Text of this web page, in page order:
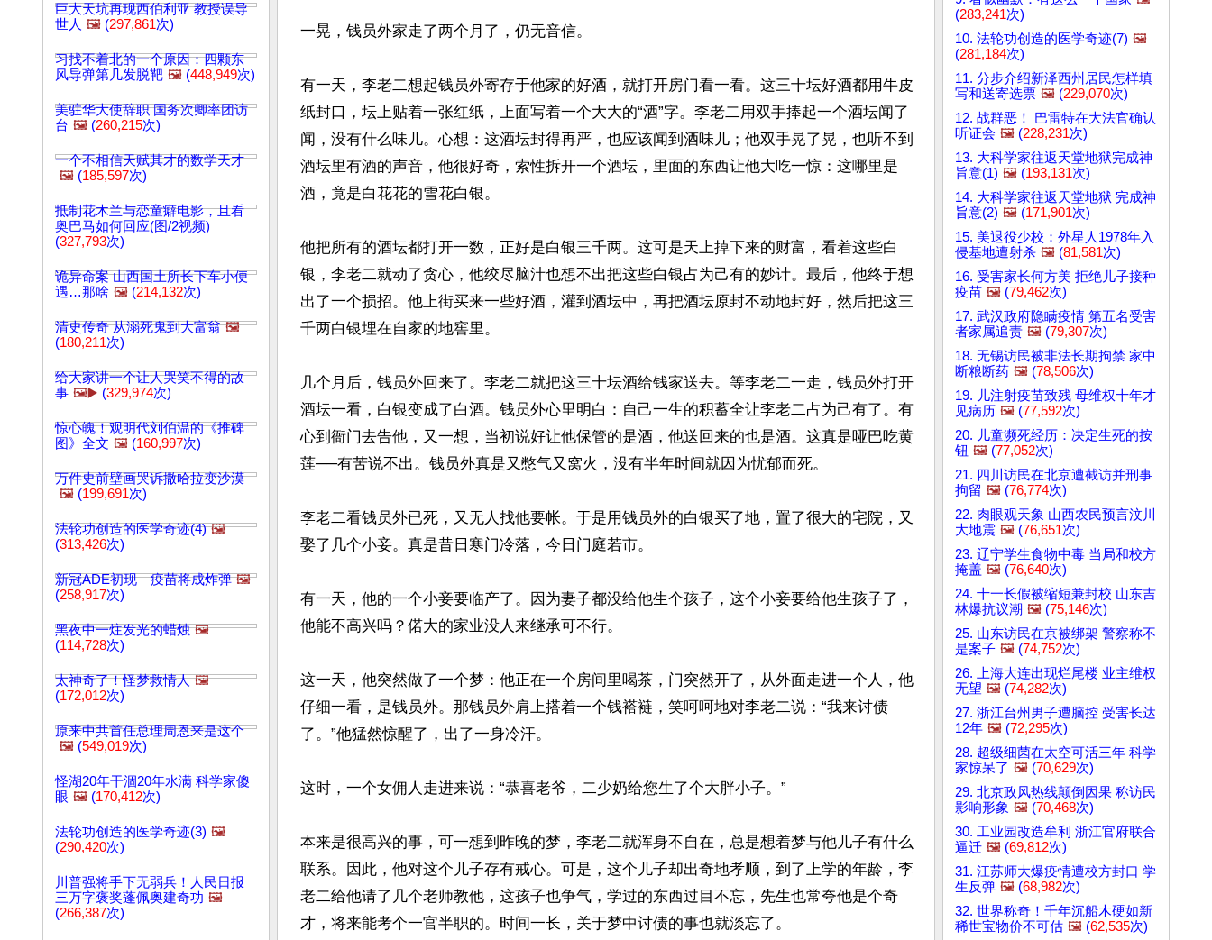
巨大天坑再现西伯利亚 教授误导
世人 🖼️ (297,861次)
习找不着北的一个原因：四颗东
风导弹第几发脱靶 🖼️ (448,949次)
美驻华大使辞职 国务次卿率团访
台 🖼️ (260,215次)
一个不相信天赋其才的数学天才
🖼️ (185,597次)
抵制花木兰与恋童癖电影，且看
奥巴马如何回应(图/2视频)
(327,793次)
诡异命案 山西国土所长下车小便
遇…那啥 🖼️ (214,132次)
清史传奇 从溺死鬼到大富翁 🖼️
(180,211次)
给大家讲一个让人哭笑不得的故
事 🖼️▶️ (329,974次)
惊心魄！观明代刘伯温的《推碑
图》全文 🖼️ (160,997次)
万件史前壁画哭诉撒哈拉变沙漠
🖼️ (199,691次)
法轮功创造的医学奇迹(4) 🖼️
(313,426次)
新冠ADE初现 疫苗将成炸弹 🖼️
(258,917次)
黑夜中一炷发光的蜡烛 🖼️
(114,728次)
太神奇了！怪梦救情人 🖼️
(172,012次)
原来中共首任总理周恩来是这个
🖼️ (549,019次)
怪湖20年干涸20年水满 科学家傻
眼 🖼️ (170,412次)
法轮功创造的医学奇迹(3) 🖼️
(290,420次)
川普强将手下无弱兵！人民日报
三万字褒奖蓬佩奥建奇功 🖼️
(266,387次)
一晃，钱员外家走了两个月了，仍无音信。
有一天，李老二想起钱员外寄存于他家的好酒，就打开房门看一看。这三十坛好酒都用牛皮
纸封口，坛上贴着一张红纸，上面写着一个大大的“酒”字。李老二用双手捧起一个酒坛闻了
闻，没有什么味儿。心想：这酒坛封得再严，也应该闻到酒味儿；他双手晃了晃，也听不到
酒坛里有酒的声音，他很好奇，索性拆开一个酒坛，里面的东西让他大吃一惊：这哪里是
酒，竟是白花花的雪花白银。
他把所有的酒坛都打开一数，正好是白银三千两。这可是天上掉下来的财富，看着这些白
银，李老二就动了贪心，他绞尽脑汁也想不出把这些白银占为己有的妙计。最后，他终于想
出了一个损招。他上街买来一些好酒，灌到酒坛中，再把酒坛原封不动地封好，然后把这三
千两白银埋在自家的地窖里。
几个月后，钱员外回来了。李老二就把这三十坛酒给钱家送去。等李老二一走，钱员外打开
酒坛一看，白银变成了白酒。钱员外心里明白：自己一生的积蓄全让李老二占为己有了。有
心到衙门去告他，又一想，当初说好让他保管的是酒，他送回来的也是酒。这真是哑巴吃黄
莲──有苦说不出。钱员外真是又憋气又窝火，没有半年时间就因为忧郁而死。
李老二看钱员外已死，又无人找他要帐。于是用钱员外的白银买了地，置了很大的宅院，又
娶了几个小妾。真是昔日寒门冷落，今日门庭若市。
有一天，他的一个小妾要临产了。因为妻子都没给他生个孩子，这个小妾要给他生孩子了，
他能不高兴吗？偌大的家业没人来继承可不行。
这一天，他突然做了一个梦：他正在一个房间里喝茶，门突然开了，从外面走进一个人，他
仔细一看，是钱员外。那钱员外肩上搭着一个钱褡裢，笑呵呵地对李老二说：“我来讨债
了。”他猛然惊醒了，出了一身冷汗。
这时，一个女佣人走进来说：“恭喜老爷，二少奶给您生了个大胖小子。”
本来是很高兴的事，可一想到昨晚的梦，李老二就浑身不自在，总是想着梦与他儿子有什么
联系。因此，他对这个儿子存有戒心。可是，这个儿子却出奇地孝顺，到了上学的年龄，李
老二给他请了几个老师教他，这孩子也争气，学过的东西过目不忘，先生也常夸他是个奇
才，将来能考个一官半职的。时间一长，关于梦中讨债的事也就淡忘了。
(283,241次)
10. 法轮功创造的医学奇迹(7) 🖼️
(281,184次)
11. 分步介绍新泽西州居民怎样填
写和送寄选票 🖼️ (229,070次)
12. 战群恶！ 巴雷特在大法官确认
听证会 🖼️ (228,231次)
13. 大科学家往返天堂地狱完成神
旨意(1) 🖼️ (193,131次)
14. 大科学家往返天堂地狱 完成神
旨意(2) 🖼️ (171,901次)
15. 美退役少校：外星人1978年入
侵基地遭射杀 🖼️ (81,581次)
16. 受害家长何方美 拒绝儿子接种
疫苗 🖼️ (79,462次)
17. 武汉政府隐瞒疫情 第五名受害
者家属追责 🖼️ (79,307次)
18. 无锡访民被非法长期拘禁 家中
断粮断药 🖼️ (78,506次)
19. 儿注射疫苗致残 母维权十年才
见病历 🖼️ (77,592次)
20. 儿童濒死经历：决定生死的按
钮 🖼️ (77,052次)
21. 四川访民在北京遭截访并刑事
拘留 🖼️ (76,774次)
22. 肉眼观天象 山西农民预言汶川
大地震 🖼️ (76,651次)
23. 辽宁学生食物中毒 当局和校方
掩盖 🖼️ (76,640次)
24. 十一长假被缩短兼封校 山东吉
林爆抗议潮 🖼️ (75,146次)
25. 山东访民在京被绑架 警察称不
是案子 🖼️ (74,752次)
26. 上海大连出现烂尾楼 业主维权
无望 🖼️ (74,282次)
27. 浙江台州男子遭脑控 受害长达
12年 🖼️ (72,295次)
28. 超级细菌在太空可活三年 科学
家惊呆了 🖼️ (70,629次)
29. 北京政风热线颠倒因果 称访民
影响形象 🖼️ (70,468次)
30. 工业园改造牟利 浙江官府联合
逼迁 🖼️ (69,812次)
31. 江苏师大爆疫情遭校方封口 学
生反弹 🖼️ (68,982次)
32. 世界称奇！千年沉船木硬如新
稀世宝物价不可估 🖼️ (62,535次)